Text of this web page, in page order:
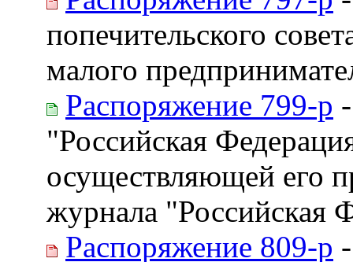
попечительского
малого
Распоряжение 799-р
"Российская
осуществляющей его
журнала "Российская
Распоряжение 809-р